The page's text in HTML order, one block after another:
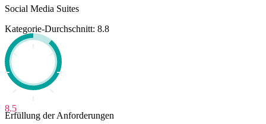
Social Media Suites
Kategorie-Durchschnitt: 8.8
8.5
Erfüllung der Anforderungen